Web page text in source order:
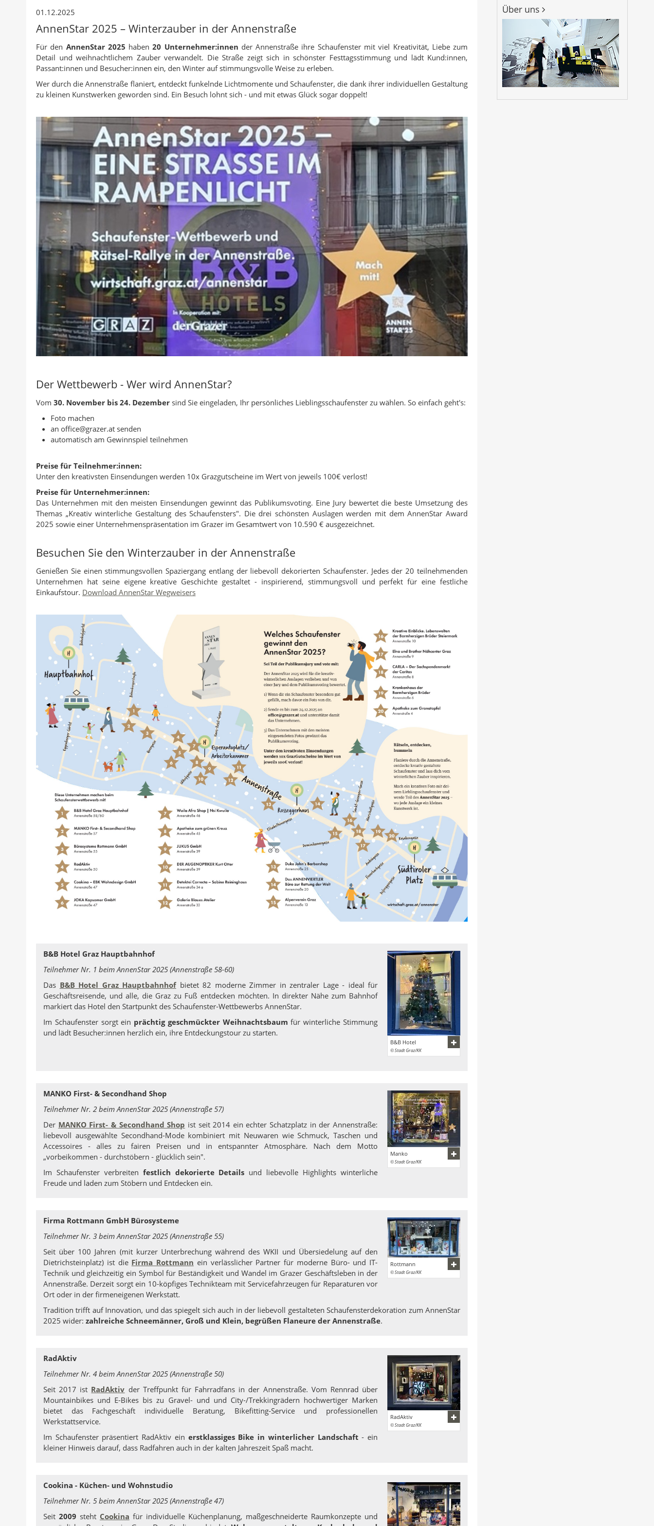
r
:c
k
a
n
A
u
t
r
u
k
e
n
e
d
I
n
t
e
l
n
b
o
o
k
t
e
l
e
n
01.12.2025
AnnenStar 2025 – Winterzauber in der Annenstraße
Für den AnnenStar 2025 haben20 Unternehmer:innen der Annenstraße ihre Schaufenster mit viel Kreativität, Liebe zum
Detail und weihnachtlichem Zauber verwandelt. Die Straße zeigt sich in schönster Festtagsstimmung und lädt Kund:innen,
Passant:innen und Besucher:innen ein, den Winter auf stimmungsvolle Weise zu erleben.
Wer durch die Annenstraße flaniert, entdeckt funkelnde Lichtmomente und Schaufenster, die dank ihrer individuellen Gestaltung
zu kleinen Kunstwerken geworden sind. Ein Besuch lohnt sich - und mit etwas Glück sogar doppelt!
Der Wettbewerb - Wer wird AnnenStar?
Vom 30. November bis 24. Dezember sind Sie eingeladen, Ihr persönliches Lieblingsschaufenster zu wählen. So einfach geht's:
Foto machen
an office@grazer.at senden
automatisch am Gewinnspiel teilnehmen
Preise für Teilnehmer:innen:
Unter den kreativsten Einsendungen werden 10x Grazgutscheine im Wert von jeweils 100€ verlost!
Preise für Unternehmer:innen:
Das Unternehmen mit den meisten Einsendungen gewinnt das Publikumsvoting. Eine Jury bewertet die beste Umsetzung des
Themas „Kreativ winterliche Gestaltung des Schaufensters". Die drei schönsten Auslagen werden mit dem AnnenStar Award
2025 sowie einer Unternehmenspräsentation im Grazer im Gesamtwert von 10.590 € ausgezeichnet.
Besuchen Sie den Winterzauber in der Annenstraße
Genießen Sie einen stimmungsvollen Spaziergang entlang der liebevoll dekorierten Schaufenster. Jedes der 20 teilnehmenden
Unternehmen hat seine eigene kreative Geschichte gestaltet - inspirierend, stimmungsvoll und perfekt für eine festliche
Einkaufstour. Download AnnenStar Wegweisers
B&B Hotel
© Stadt Graz/KK
B&B Hotel Graz Hauptbahnhof
Teilnehmer Nr. 1 beim AnnenStar 2025 (Annenstraße 58-60)
Das B&B Hotel Graz Hauptbahnhofbietet 82 moderne Zimmer in zentraler Lage - ideal für
Geschäftsreisende, und alle, die Graz zu Fuß entdecken möchten. In direkter Nähe zum Bahnhof
markiert das Hotel den Startpunkt des Schaufenster-Wettbewerbs AnnenStar.
Im Schaufenster sorgt ein prächtig geschmückter Weihnachtsbaum für winterliche Stimmung
und lädt Besucher:innen herzlich ein, ihre Entdeckungstour zu starten.
Manko
© Stadt Graz/KK
MANKO First- & Secondhand Shop
Teilnehmer Nr. 2 beim AnnenStar 2025 (Annenstraße 57)
Der MANKO First- & Secondhand Shop ist seit 2014 ein echter Schatzplatz in der Annenstraße:
liebevoll ausgewählte Secondhand-Mode kombiniert mit Neuwaren wie Schmuck, Taschen und
Accessoires - alles zu fairen Preisen und in entspannter Atmosphäre. Nach dem Motto
„vorbeikommen - durchstöbern - glücklich sein".
Im Schaufenster verbreiten festlich dekorierte Details und liebevolle Highlights winterliche
Freude und laden zum Stöbern und Entdecken ein.
Rottmann
© Stadt Graz/KK
Firma Rottmann GmbH Bürosysteme
Teilnehmer Nr. 3 beim AnnenStar 2025 (Annenstraße 55)
Seit über 100 Jahren (mit kurzer Unterbrechung während des WKII und Übersiedelung auf den
Dietrichsteinplatz) ist die Firma Rottmann ein verlässlicher Partner für moderne Büro- und IT-
Technik und gleichzeitig ein Symbol für Beständigkeit und Wandel im Grazer Geschäftsleben in der
Annenstraße. Derzeit sorgt ein 10-köpfiges Technikteam mit Servicefahrzeugen für Reparaturen vor
Ort oder in der firmeneigenen Werkstatt.
Tradition trifft auf Innovation, und das spiegelt sich auch in der liebevoll gestalteten Schaufensterdekoration zum AnnenStar
2025 wider: zahlreiche Schneemänner, Groß und Klein, begrüßen Flaneure der Annenstraße.
RadAktiv
© Stadt Graz/KK
RadAktiv
Teilnehmer Nr. 4 beim AnnenStar 2025 (Annenstraße 50)
Seit 2017 ist RadAktiv der Treffpunkt für Fahrradfans in der Annenstraße. Vom Rennrad über
Mountainbikes und E-Bikes bis zu Gravel- und und City-/Trekkingrädern hochwertiger Marken
bietet das Fachgeschäft individuelle Beratung, Bikefitting-Service und professionellen
Werkstattservice.
Im Schaufenster präsentiert RadAktiv ein erstklassiges Bike in winterlicher Landschaft - ein
kleiner Hinweis darauf, dass Radfahren auch in der kalten Jahreszeit Spaß macht.
Cookina - Küchen- und Wohnstudio
Teilnehmer Nr. 5 beim AnnenStar 2025 (Annenstraße 47)
Seit 2009 steht Cookina für individuelle Küchenplanung, maßgeschneiderte Raumkonzepte und
Über uns